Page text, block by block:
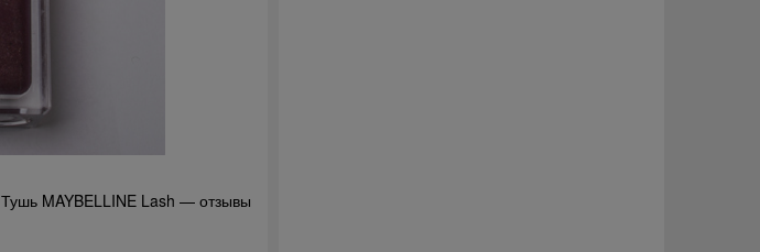
Тушь MAYBELLINE Lash — отзывы